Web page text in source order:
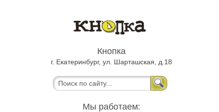
Кнопка
г. Екатеринбург, ул. Шарташская, д.18
Мы работаем: